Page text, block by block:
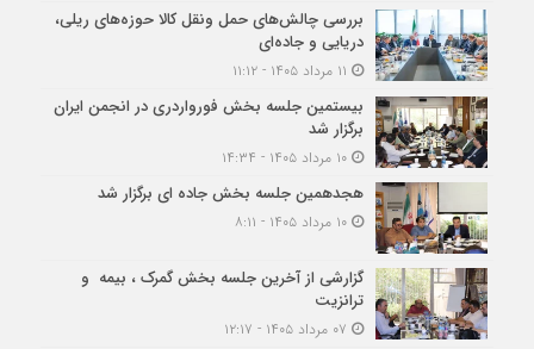
بررسی چالش‌های حمل ونقل کالا حوزه‌های ریلی،
دریایی و جاده‌ای
بیستمین جلسه بخش فورواردری در انجمن ایران
برگزار شد
۱۰ مرداد ۱۴۰۵ - ۱۴:۳۴
هجدهمین جلسه بخش جاده ای برگزار شد
۱۰ مرداد ۱۴۰۵ - ۸:۱۱
گزارشی از آخرین جلسه بخش گمرک ، بیمه و
ترانزیت